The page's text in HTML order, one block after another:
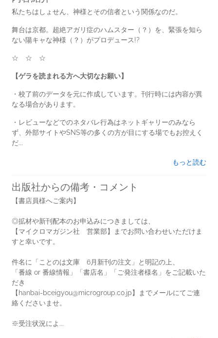
私たちはしょせん、神様とその信者という関係なのだ。
舞台は京都。超絶アガリ症のハムスター（？）を、緊張を知ら
ない陽キャな神様（？）がプロデュース!?
☆ ☆ ☆
【ゲラを読まれる方へ大切なお願い】
・校了前のデータを元に作成しています。刊行時には内容が異
なる場合があります。
・レビューなどでのネタバレ行為はネットギャリーのみなら
ず、外部サイトやSNS等の多くの方が目にする場でもお控えく
だ...
もっと読む
出版社からの備考・コメント
【書店員様へご案内】
◎拡材や新刊配本のお申込みにつきましては、
【マイクロマガジン社 営業部】までお問い合わせいただけま
すと幸いです。
件名に「ことのは文庫 6月新刊の注文」と明記の上、
「番線 or 番線情報」「書店名」「ご発注者様名」をご記載いた
だき
【hanbai-bceigyou@microgroup.co.jp】までメールにてご連
絡くださいませ。
※受注状況によ...